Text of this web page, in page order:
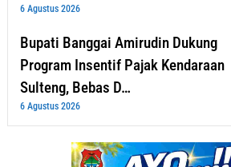
6 Agustus 2026
Bupati Banggai Amirudin Dukung
Program Insentif Pajak Kendaraan
Sulteng, Bebas D…
6 Agustus 2026